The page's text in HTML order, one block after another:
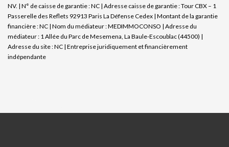
NV. | N° de caisse de garantie : NC | Adresse caisse de garantie : Tour CBX – 1
Passerelle des Reflets 92913 Paris La Défense Cedex | Montant de la garantie
financière : NC | Nom du médiateur : MEDIMMOCONSO | Adresse du
médiateur : 1 Allée du Parc de Mesemena, La Baule-Escoublac (44500) |
Adresse du site : NC | Entreprise juridiquement et financièrement
indépendante